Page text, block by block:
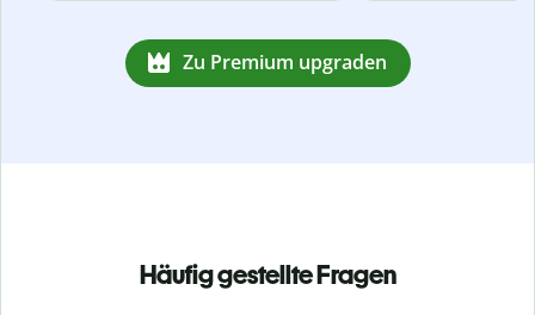
Zu Premium upgraden
Häufig gestellte Fragen